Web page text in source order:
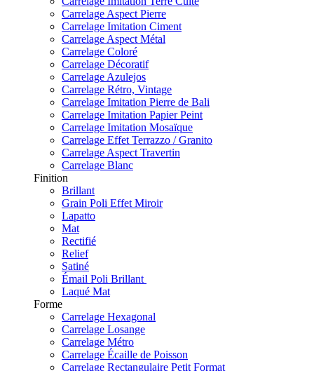
Carrelage Aspect Pierre
Carrelage Imitation Ciment
Carrelage Aspect Métal
Carrelage Coloré
Carrelage Décoratif
Carrelage Azulejos
Carrelage Rétro, Vintage
Carrelage Imitation Pierre de Bali
Carrelage Imitation Papier Peint
Carrelage Imitation Mosaïque
Carrelage Effet Terrazzo / Granito
Carrelage Aspect Travertin
Carrelage Blanc
Finition
Brillant
Grain Poli Effet Miroir
Lapatto
Mat
Rectifié
Relief
Satiné
Émail Poli Brillant
Laqué Mat
Forme
Carrelage Hexagonal
Carrelage Losange
Carrelage Métro
Carrelage Écaille de Poisson
Carrelage Rectangulaire Petit Format